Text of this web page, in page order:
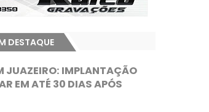
DESTAQUE
JUAZEIRO: IMPLANTAÇÃO
EM ATÉ 30 DIAS APÓS